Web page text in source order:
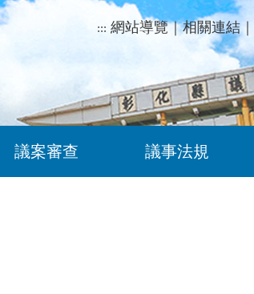
::: 網站導覽｜相關連結 ｜
議案審查 議事法規